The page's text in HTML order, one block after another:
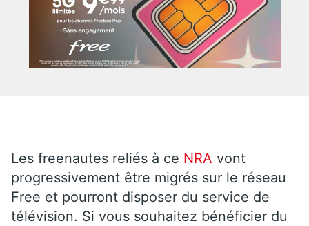
Les freenautes reliés à ce NRA vont
progressivement être migrés sur le réseau
Free et pourront disposer du service de
télévision. Si vous souhaitez bénéficier du